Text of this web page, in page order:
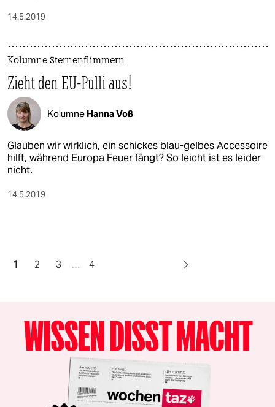
14.5.2019
Kolumne Sternenflimmern
Zieht den EU-Pulli aus!
Kolumne Hanna Voß
Glauben wir wirklich, ein schickes blau-gelbes Accessoire
hilft, während Europa Feuer fängt? So leicht ist es leider
nicht.
14.5.2019
1 2 3 … 4